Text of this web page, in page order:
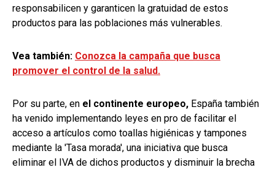
responsabilicen y garanticen la gratuidad de estos
productos para las poblaciones más vulnerables.
Vea también: Conozca la campaña que busca
promover el control de la salud.
Por su parte, en el continente europeo, España también
ha venido implementando leyes en pro de facilitar el
acceso a artículos como toallas higiénicas y tampones
mediante la 'Tasa morada', una iniciativa que busca
eliminar el IVA de dichos productos y disminuir la brecha